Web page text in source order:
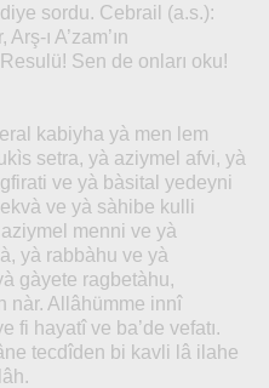
sordu. Cebrail (a.s.):
ı A’zam’ın
Sen de onları oku!
kabiyha yà men lem
setra, yà aziymel afvi, yà
ve yà bàsital yedeyni
ve yà sàhibe kulli
menni ve yà
yà rabbàhu ve yà
gàyete ragbetàhu,
nàr. Allâhümme innî
fi hayatî ve ba’de vefatı.
tecdîden bi kavli lâ ilahe